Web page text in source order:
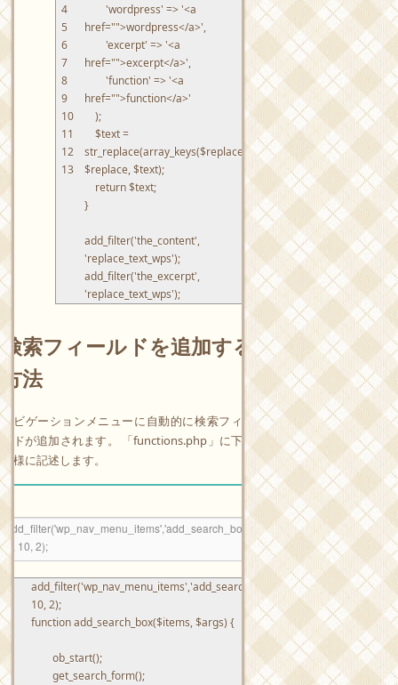
4
5
6
7
8
9
10
11
12
13
'wordpress' => '<a
href="">wordpress</a>',
'excerpt' => '<a
href="">excerpt</a>',
'function' => '<a
href="">function</a>'
);
$text =
str_replace(array_keys($replace ),
$replace, $text);
return $text;
}
add_filter('the_content',
'replace_text_wps');
add_filter('the_excerpt',
'replace_text_wps');
検索フィールドを追加する
方法
ナビゲーションメニューに自動的に検索フィー
ルドが追加されます。 「functions.php」に下記
の様に記述します。
1
2
3
4
5
6
add_filter('wp_nav_menu_items','add_search_box',
10, 2);
function add_search_box($items, $args) {
ob_start();
get_search_form();